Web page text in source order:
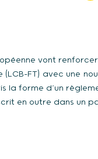
vont
FT) avec une
la forme d’un
en outre dans un